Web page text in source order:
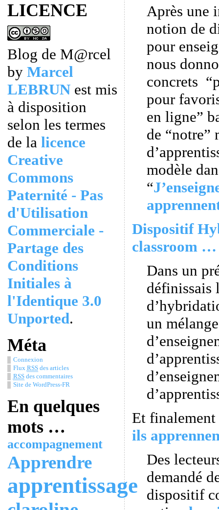
LICENCE
Blog de M@rcel
by Marcel
LEBRUNest mis
à disposition
selon les termes
de la licence
Creative
Commons
Paternité - Pas
d'Utilisation
Commerciale -
Partage des
Conditions
Initiales à
l'Identique 3.0
Unported.
Méta
Connexion
Flux RSSdes articles
RSSdes commentaires
Site de WordPress-FR
En quelques
mots …
accompagnement
Apprendre
apprentissage
Après une
notion de
pour
nous
concrets
pour
en ligne”
de “notre”
modèle
“
Dispositif
classroom …
Dans un
définissais
un
Et
ils
Des
demandé
dispositif